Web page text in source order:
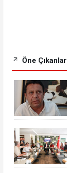
Öne Çıkanlar